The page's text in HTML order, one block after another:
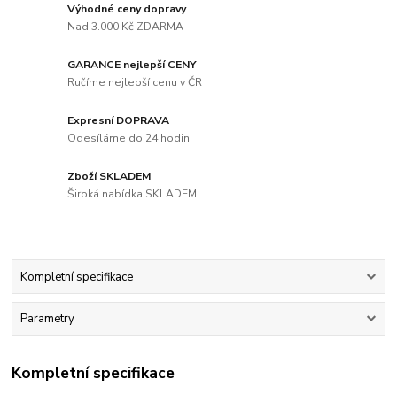
Výhodné ceny dopravy
Nad 3.000 Kč ZDARMA
GARANCE nejlepší CENY
Ručíme nejlepší cenu v ČR
Expresní DOPRAVA
Odesíláme do 24 hodin
Zboží SKLADEM
Široká nabídka SKLADEM
Kompletní specifikace
Parametry
Kompletní specifikace